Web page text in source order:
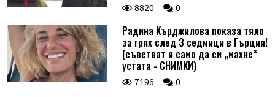
8820 0
Радина Кърджилова показа тяло
за грях след 3 седмици в Гърция!
(съветват я само да си „махне“
устата - СНИМКИ)
7196 0